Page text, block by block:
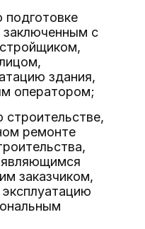
заключенным с
здания,
оператором;
ремонте
заказчиком,